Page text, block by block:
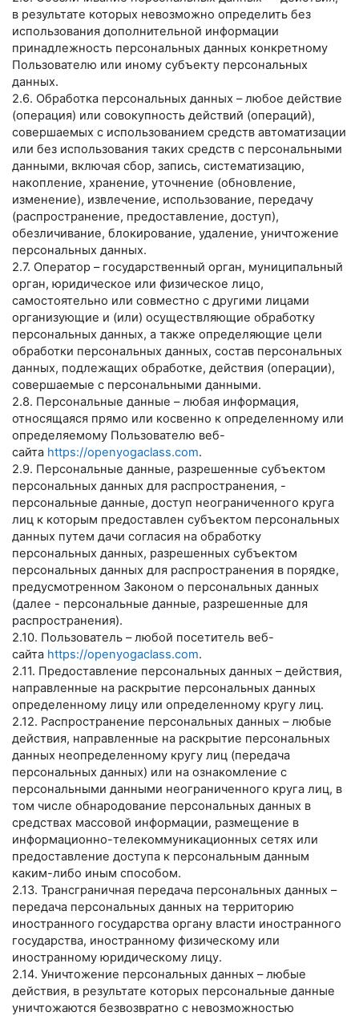
в результате которых невозможно определить без
использования дополнительной информации
принадлежность персональных данных конкретному
Пользователю или иному субъекту персональных
данных.
2.6. Обработка персональных данных – любое действие
(операция) или совокупность действий (операций),
совершаемых с использованием средств автоматизации
или без использования таких средств с персональными
данными, включая сбор, запись, систематизацию,
накопление, хранение, уточнение (обновление,
изменение), извлечение, использование, передачу
(распространение, предоставление, доступ),
обезличивание, блокирование, удаление, уничтожение
персональных данных.
2.7. Оператор – государственный орган, муниципальный
орган, юридическое или физическое лицо,
самостоятельно или совместно с другими лицами
организующие и (или) осуществляющие обработку
персональных данных, а также определяющие цели
обработки персональных данных, состав персональных
данных, подлежащих обработке, действия (операции),
совершаемые с персональными данными.
2.8. Персональные данные – любая информация,
относящаяся прямо или косвенно к определенному или
определяемому Пользователю веб-
сайта https://openyogaclass.com.
2.9. Персональные данные, разрешенные субъектом
персональных данных для распространения, -
персональные данные, доступ неограниченного круга
лиц к которым предоставлен субъектом персональных
данных путем дачи согласия на обработку
персональных данных, разрешенных субъектом
персональных данных для распространения в порядке,
предусмотренном Законом о персональных данных
(далее - персональные данные, разрешенные для
распространения).
2.10. Пользователь – любой посетитель веб-
сайта https://openyogaclass.com.
2.11. Предоставление персональных данных – действия,
направленные на раскрытие персональных данных
определенному лицу или определенному кругу лиц.
2.12. Распространение персональных данных – любые
действия, направленные на раскрытие персональных
данных неопределенному кругу лиц (передача
персональных данных) или на ознакомление с
персональными данными неограниченного круга лиц, в
том числе обнародование персональных данных в
средствах массовой информации, размещение в
информационно-телекоммуникационных сетях или
предоставление доступа к персональным данным
каким-либо иным способом.
2.13. Трансграничная передача персональных данных –
передача персональных данных на территорию
иностранного государства органу власти иностранного
государства, иностранному физическому или
иностранному юридическому лицу.
2.14. Уничтожение персональных данных – любые
действия, в результате которых персональные данные
уничтожаются безвозвратно с невозможностью